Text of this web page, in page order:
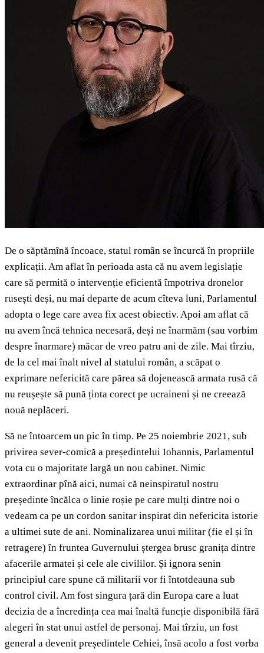
De o săptămînă încoace, statul român se încurcă în propriile
explicații. Am aflat în perioada asta că nu avem legislație
care să permită o intervenție eficientă împotriva dronelor
rusești deși, nu mai departe de acum cîteva luni, Parlamentul
adopta o lege care avea fix acest obiectiv. Apoi am aflat că
nu avem încă tehnica necesară, deși ne înarmăm (sau vorbim
despre înarmare) măcar de vreo patru ani de zile. Mai tîrziu,
de la cel mai înalt nivel al statului român, a scăpat o
exprimare nefericită care părea să dojenească armata rusă că
nu reușește să pună ținta corect pe ucraineni și ne creează
nouă neplăceri.
Să ne întoarcem un pic în timp. Pe 25 noiembrie 2021, sub
privirea sever-comică a președintelui Iohannis, Parlamentul
vota cu o majoritate largă un nou cabinet. Nimic
extraordinar pînă aici, numai că neinspiratul nostru
președinte încălca o linie roșie pe care mulți dintre noi o
vedeam ca pe un cordon sanitar inspirat din nefericita istorie
a ultimei sute de ani. Nominalizarea unui militar (fie el și în
retragere) în fruntea Guvernului ștergea brusc granița dintre
afacerile armatei și cele ale civililor. Și ignora senin
principiul care spune că militarii vor fi întotdeauna sub
control civil. Am fost singura țară din Europa care a luat
decizia de a încredința cea mai înaltă funcție disponibilă fără
alegeri în stat unui astfel de personaj. Mai tîrziu, un fost
general a devenit președintele Cehiei, însă acolo a fost vorba